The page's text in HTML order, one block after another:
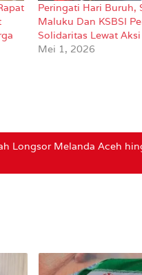
Peringati Hari Buruh,
Maluku Dan KSBSI
Solidaritas Lewat
Mei 1, 2026
Longsor Melanda Aceh